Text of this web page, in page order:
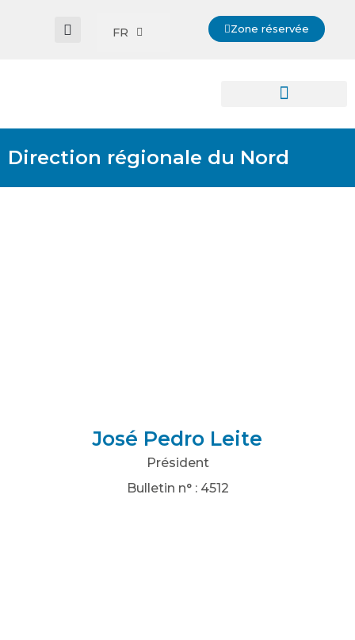
FR Zone réservée
Direction régionale du Nord
José Pedro Leite
Président
Bulletin n° : 4512